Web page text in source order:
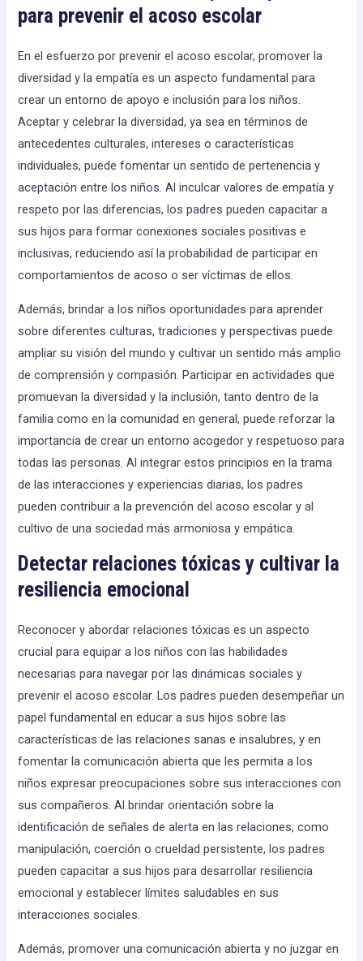
para prevenir el acoso escolar
En el esfuerzo por prevenir el acoso escolar, promover la
diversidad y la empatía es un aspecto fundamental para
crear un entorno de apoyo e inclusión para los niños.
Aceptar y celebrar la diversidad, ya sea en términos de
antecedentes culturales, intereses o características
individuales, puede fomentar un sentido de pertenencia y
aceptación entre los niños. Al inculcar valores de empatía y
respeto por las diferencias, los padres pueden capacitar a
sus hijos para formar conexiones sociales positivas e
inclusivas, reduciendo así la probabilidad de participar en
comportamientos de acoso o ser víctimas de ellos.
Además, brindar a los niños oportunidades para aprender
sobre diferentes culturas, tradiciones y perspectivas puede
ampliar su visión del mundo y cultivar un sentido más amplio
de comprensión y compasión. Participar en actividades que
promuevan la diversidad y la inclusión, tanto dentro de la
familia como en la comunidad en general, puede reforzar la
importancia de crear un entorno acogedor y respetuoso para
todas las personas. Al integrar estos principios en la trama
de las interacciones y experiencias diarias, los padres
pueden contribuir a la prevención del acoso escolar y al
cultivo de una sociedad más armoniosa y empática.
Detectar relaciones tóxicas y cultivar la
resiliencia emocional
Reconocer y abordar relaciones tóxicas es un aspecto
crucial para equipar a los niños con las habilidades
necesarias para navegar por las dinámicas sociales y
prevenir el acoso escolar. Los padres pueden desempeñar un
papel fundamental en educar a sus hijos sobre las
características de las relaciones sanas e insalubres, y en
fomentar la comunicación abierta que les permita a los
niños expresar preocupaciones sobre sus interacciones con
sus compañeros. Al brindar orientación sobre la
identificación de señales de alerta en las relaciones, como
manipulación, coerción o crueldad persistente, los padres
pueden capacitar a sus hijos para desarrollar resiliencia
emocional y establecer límites saludables en sus
interacciones sociales.
Además, promover una comunicación abierta y no juzgar en